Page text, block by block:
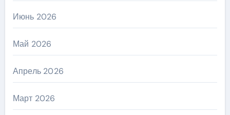
Июнь 2026
Май 2026
Апрель 2026
Март 2026